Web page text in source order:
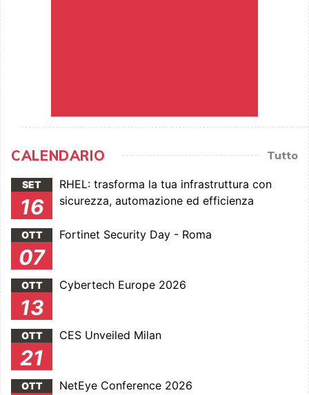
CALENDARIO Tutto
SET
16
RHEL: trasforma la tua infrastruttura con
sicurezza, automazione ed efficienza
OTT
07
Fortinet Security Day - Roma
OTT
13
Cybertech Europe 2026
OTT
21
CES Unveiled Milan
OTT NetEye Conference 2026